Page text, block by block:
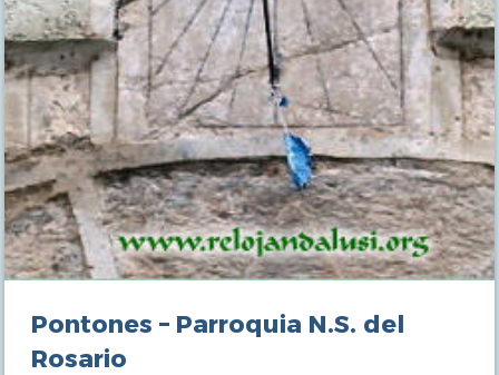
Pontones – Parroquia N.S. del
Rosario